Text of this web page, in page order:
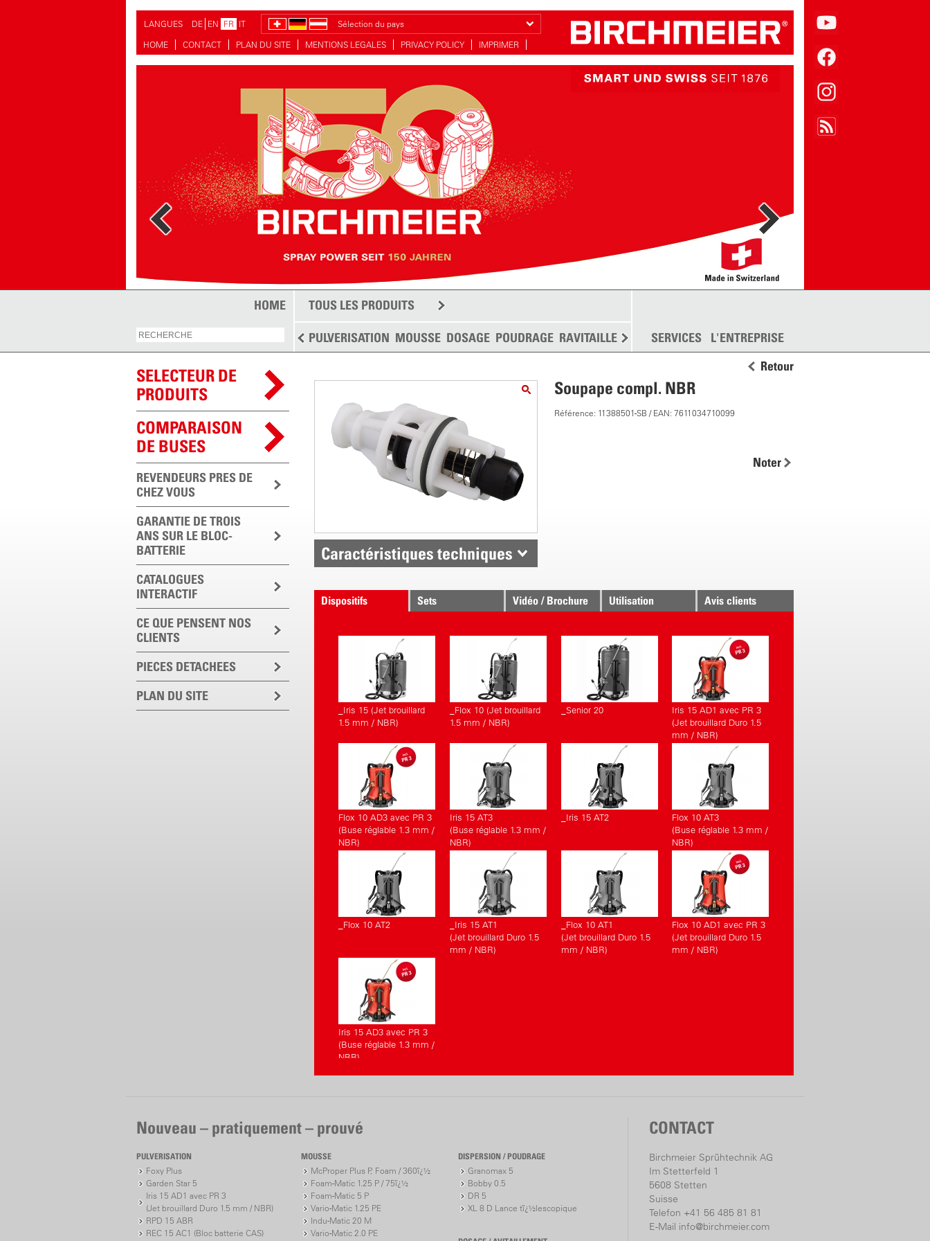
LANGUES DE EN FR IT
Sélection du pays
HOME
CONTACT PLAN DU SITE MENTIONS LEGALES PRIVACY POLICY IMPRIMER
HOME TOUS LES PRODUITS
PULVERISATION MOUSSE DOSAGE POUDRAGE RAVITAILLEMENT DISPERSION PLUS
SERVICES L'ENTREPRISE
SELECTEUR DE
PRODUITS
COMPARAISON
DE BUSES
REVENDEURS PRES DE
CHEZ VOUS
GARANTIE DE TROIS
ANS SUR LE BLOC-
BATTERIE
CATALOGUES
INTERACTIF
CE QUE PENSENT NOS
CLIENTS
PIECES DETACHEES
PLAN DU SITE
Retour
Soupape compl. NBR
Référence: 11388501-SB / EAN: 7611034710099
Noter
Caractéristiques techniques
Dispositifs
Sets Vidéo / Brochure Utilisation Avis clients
_Iris 15 (Jet brouillard
1.5 mm / NBR)
_Flox 10 (Jet brouillard
1.5 mm / NBR)
_Senior 20
Iris 15 AD1 avec PR 3
(Jet brouillard Duro 1.5
mm / NBR)
Flox 10 AD3 avec PR 3
(Buse réglable 1.3 mm /
NBR)
Iris 15 AT3
(Buse réglable 1.3 mm /
NBR)
_Iris 15 AT2
Flox 10 AT3
(Buse réglable 1.3 mm /
NBR)
_Flox 10 AT2
_Iris 15 AT1
(Jet brouillard Duro 1.5
mm / NBR)
_Flox 10 AT1
(Jet brouillard Duro 1.5
mm / NBR)
Flox 10 AD1 avec PR 3
(Jet brouillard Duro 1.5
mm / NBR)
Iris 15 AD3 avec PR 3
(Buse réglable 1.3 mm /
NBR)
Nouveau – pratiquement – prouvé
PULVERISATION
Foxy Plus
Garden Star 5
Iris 15 AD1 avec PR 3
(Jet brouillard Duro 1.5 mm / NBR)
RPD 15 ABR
REC 15 AC1 (Bloc batterie CAS)
MOUSSE
McProper Plus P, Foam / 360ï¿½
Foam-Matic 1.25 P / 75ï¿½
Foam-Matic 5 P
Vario-Matic 1.25 PE
Indu-Matic 20 M
Vario-Matic 2.0 PE
DISPERSION / POUDRAGE
Granomax 5
Bobby 0.5
DR 5
XL 8 D Lance tï¿½lescopique
CONTACT
Birchmeier Sprühtechnik AG
Im Stetterfeld 1
5608 Stetten
Suisse
Telefon +41 56 485 81 81
E-Mail info@birchmeier.com